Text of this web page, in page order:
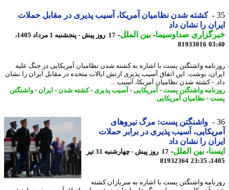
کشته شدن نظامیان آمریکا، آسیب پذیری در مقابل حملات
را نشان داد
صداوسیما-بین الملل-
17 روز پیش - پنجشنبه 1 مرداد 1405،
81933016
واشنگتن پست با اشاره به کشته شدن نظامیان آمریکایی در جنگ علیه
نوشت: این اتفاق آسیب پذیری ارتش ایالات متحده در مقابل ایران را نشان
- کشته شدن نظامیان آمریکا، آسیب ...
واشنگتن پست-آمریکایی-آسیب پذیری- کشته شدن-ایران -
واشنگتن
-نظامیان آمریکایی
واشنگتن پست: مرگ نیروهای
آسیب پذیری در برابر حملات
را نشان داد
-بین الملل-
17 روز پیش - چهارشنبه 31 تیر
81932364
واشنگتن پست با اشاره به سربازان کشته